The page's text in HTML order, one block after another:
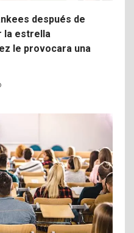
después de
la estrella
le provocara una